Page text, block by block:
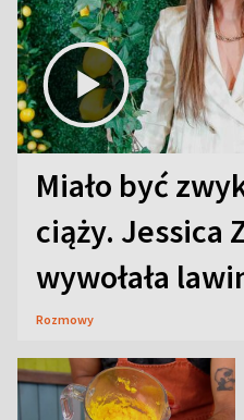
Miało być
ciąży. Jessica
wywołała
Rozmowy